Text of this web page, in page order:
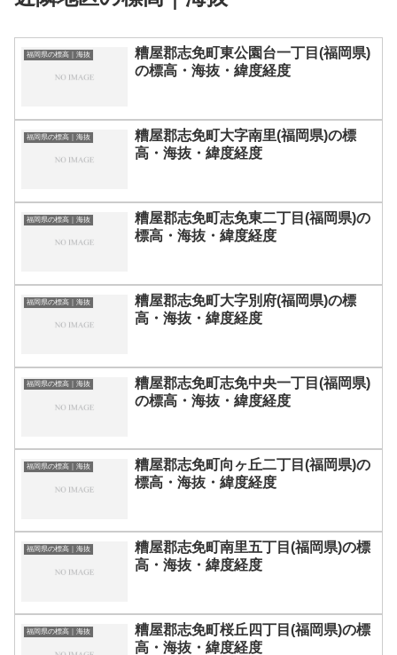
福岡県の標高｜海抜
糟屋郡志免町東公園台一丁目(福岡県)
の標高・海抜・緯度経度
福岡県の標高｜海抜
糟屋郡志免町大字南里(福岡県)の標
高・海抜・緯度経度
福岡県の標高｜海抜
糟屋郡志免町志免東二丁目(福岡県)の
標高・海抜・緯度経度
福岡県の標高｜海抜
糟屋郡志免町大字別府(福岡県)の標
高・海抜・緯度経度
福岡県の標高｜海抜
糟屋郡志免町志免中央一丁目(福岡県)
の標高・海抜・緯度経度
福岡県の標高｜海抜
糟屋郡志免町向ヶ丘二丁目(福岡県)の
標高・海抜・緯度経度
福岡県の標高｜海抜
糟屋郡志免町南里五丁目(福岡県)の標
高・海抜・緯度経度
福岡県の標高｜海抜
糟屋郡志免町桜丘四丁目(福岡県)の標
高・海抜・緯度経度